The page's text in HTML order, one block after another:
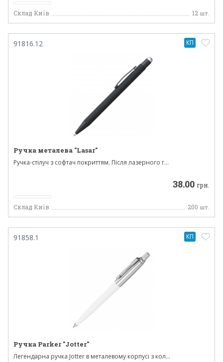
Склад Київ 12 шт.
91816.12
Ручка металева "Lasar"
Ручка-стілуч з софтач покриттям. Після лазерного г...
38.00 грн.
Склад Київ 200 шт.
КП
91858.1
Ручка Parker "Jotter"
Легендарна ручка Jotter в металевому корпусі з кол...
КП